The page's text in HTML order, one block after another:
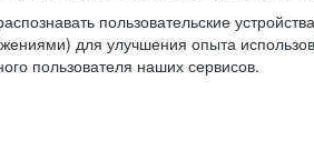
пользовательские
для улучшения опыта
пользователя наших сервисов.